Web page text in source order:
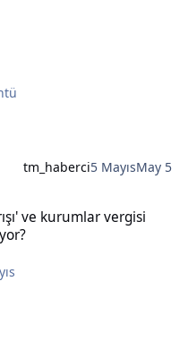
tm_haberci5 MayısMay 5
ve kurumlar vergisi